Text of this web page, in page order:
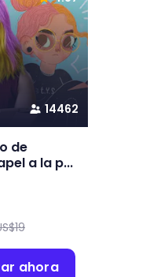
14462
de
a la p...
ahora